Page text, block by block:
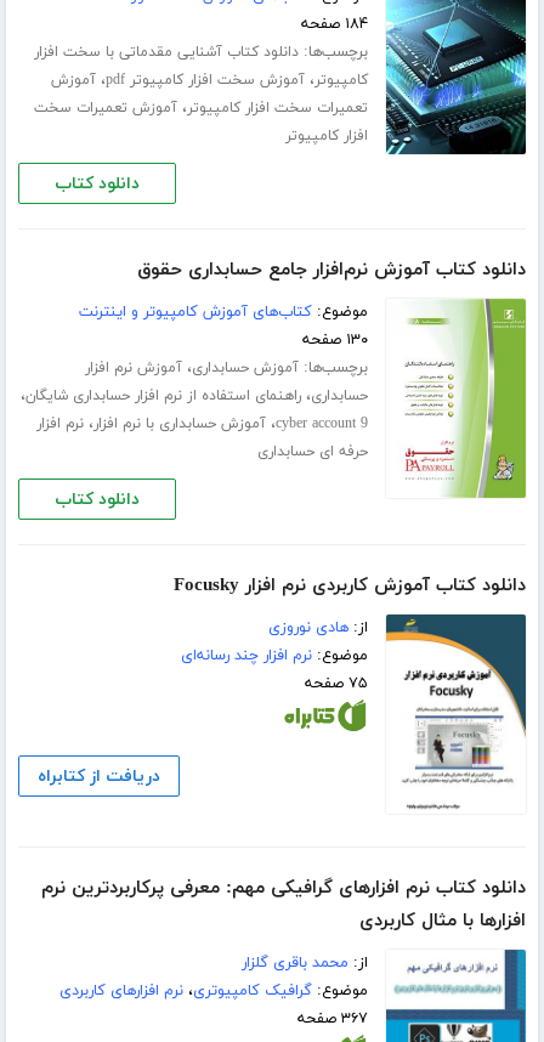
۱۸۴ صفحه
برچسب‌ها:دانلود کتاب آشنایی مقدماتی با سخت افزار
کامپیوتر،آموزش سخت افزار کامپیوتر pdf ،آموزش
تعمیرات سخت افزار کامپیوتر،آموزش تعمیرات سخت
افزار کامپیوتر
دانلود کتاب
دانلود کتاب آموزش نرم‌افزار جامع حسابداری حقوق
موضوع:کتاب‌های آموزش کامپیوتر و اینترنت
۱۳۰ صفحه
برچسب‌ها:آموزش حسابداری،آموزش نرم افزار
حسابداری،راهنمای استفاده از نرم افزار حسابداری شایگان،
cyber account 9،آموزش حسابداری با نرم افزار،نرم افزار
حرفه ای حسابداری
دانلود کتاب
دانلود کتاب آموزش کاربردی نرم افزار Focusky
از:هادی نوروزی
موضوع:نرم افزار چند رسانه‌ای
۷۵ صفحه
دریافت از کتابراه
دانلود کتاب نرم افزارهای گرافیکی مهم: معرفی پرکاربردترین نرم
افزارها با مثال کاربردی
از: محمد باقری گلزار
موضوع:گرافیک کامپیوتری،نرم افزارهای کاربردی
۳۶۷ صفحه